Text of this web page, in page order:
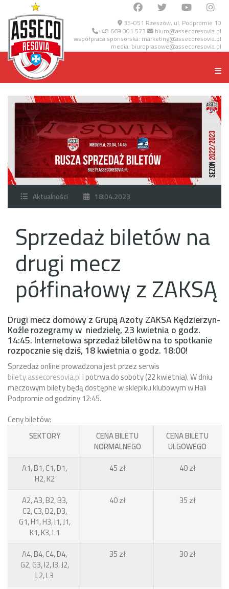
35-051 Rzeszów, ul. Podpromie 10
+48 669 001 573 biuro@assecoresovia.pl
współpraca sponsorska: marketing@assecoresovia.pl
media: biuroprasowe@assecoresovia.pl
Aktualności 18.04.2023
Sprzedaż biletów na
drugi mecz
półfinałowy z ZAKSĄ
Drugi mecz domowy z Grupą Azoty ZAKSA Kędzierzyn-
Koźle rozegramy w niedzielę, 23 kwietnia o godz.
14:45. Internetowa sprzedaż biletów na to spotkanie
rozpocznie się dziś, 18 kwietnia o godz. 18:00!
Sprzedaż online prowadzona jest przez serwis
bilety.assecoresovia.pli potrwa do soboty (22 kwietnia). W dniu
meczowym bilety będą dostępne w sklepiku klubowym w Hali
Podpromie od godziny 12:45.
Ceny biletów:
SEKTORY
CENA BILETU
NORMALNEGO
CENA BILETU
ULGOWEGO
A1, B1, C1, D1,
H2, K2
45 zł 40 zł
A2, A3, B2, B3,
C2, C3, D2, D3,
G1, H1, H3, I1, J1,
K1, K3, L1
40 zł 35 zł
A4, B4, C4, D4,
G2, G3, I2, I3, J2,
L2, L3
35 zł 30 zł